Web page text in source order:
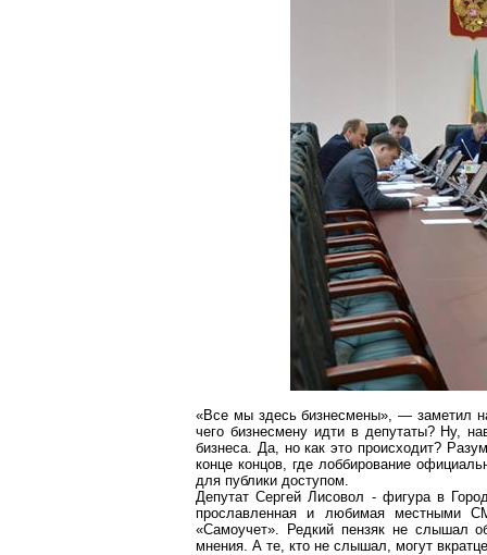
«Все мы здесь бизнесмены», — заметил
чего бизнесмену идти в депутаты? Ну,
бизнеса. Да, но как это происходит?
конце концов, где лоббирование
для публики доступом.
Депутат СергейЛисовол - фигура в
прославленная и любимая местными
«Самоучет». Редкий пензякне слышал об
мнения. А те, кто не слышал, могут